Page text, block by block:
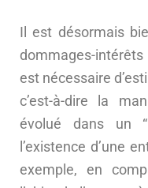
Il est désormais
dommages-
est nécessaire
c’est-à-dire la
évolué dans un
l’existence d’une
exemple, en